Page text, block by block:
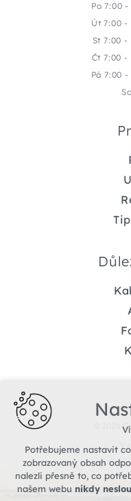
Po 7:00
Út 7:00 -
St 7:00 -
Čt 7:00 -
Pá 7:00
© 2026
Potřebujeme nastavit
zobrazovaný obsah
nalezli přesně to, co
našem webu nikdy